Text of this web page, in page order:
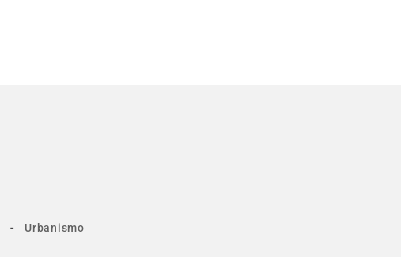
- Urbanismo